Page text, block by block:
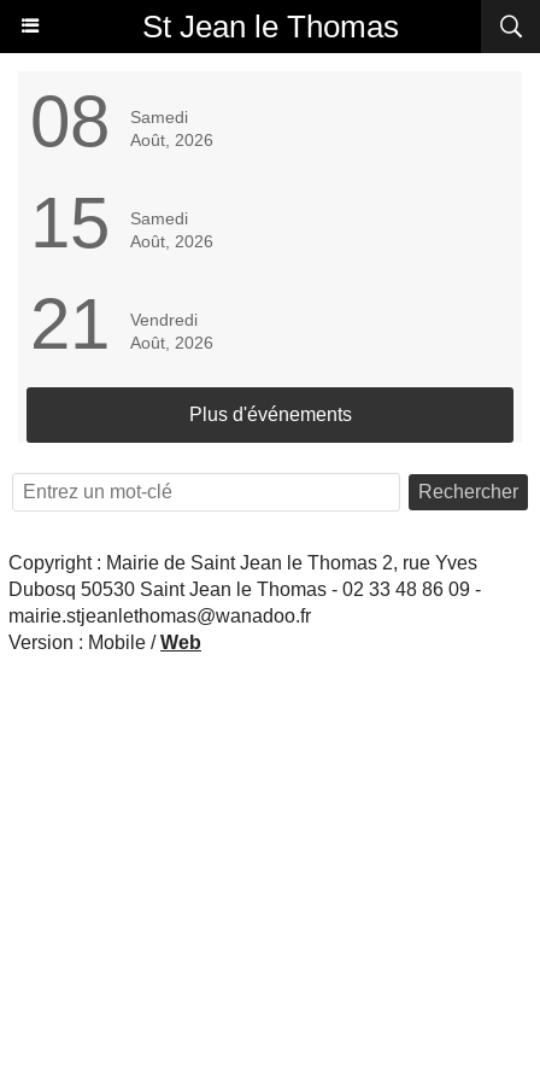
St Jean le Thomas
08
Samedi
Août, 2026
15
Samedi
Août, 2026
21
Vendredi
Août, 2026
Plus d'événements
Rechercher
Copyright : Mairie de Saint Jean le Thomas 2, rue Yves
Dubosq 50530 Saint Jean le Thomas - 02 33 48 86 09 -
mairie.stjeanlethomas@wanadoo.fr
Version : Mobile /Web